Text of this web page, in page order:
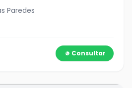
Paredes
Consultar